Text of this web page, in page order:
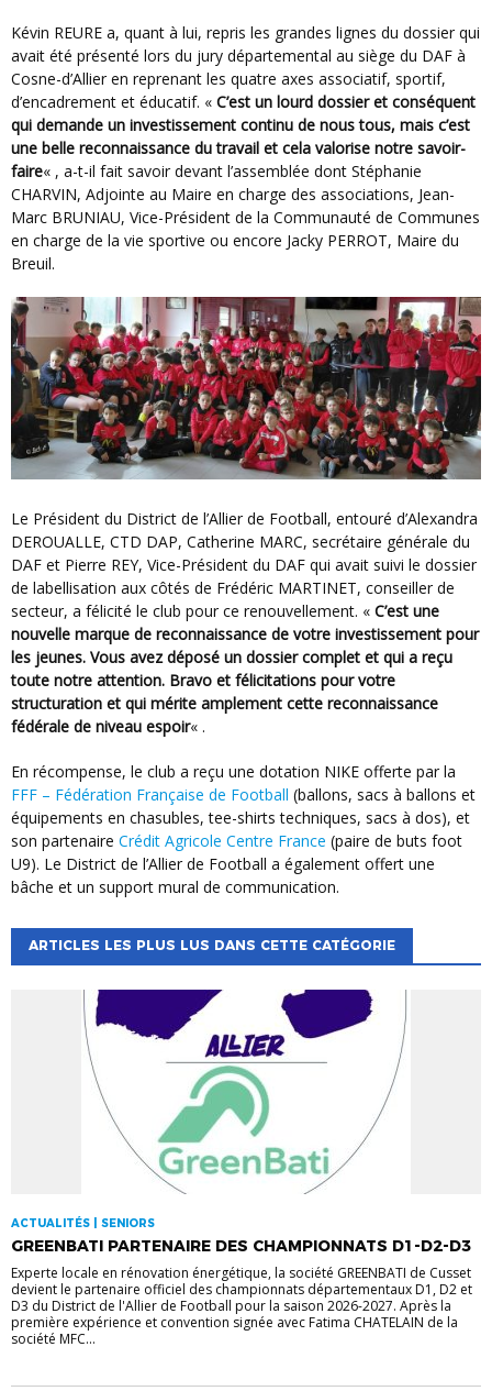
Kévin REURE a, quant à lui, repris les grandes lignes du dossier qui
avait été présenté lors du jury départemental au siège du DAF à
Cosne-d’Allier en reprenant les quatre axes associatif, sportif,
d’encadrement et éducatif. « C’est un lourd dossier et conséquent
qui demande un investissement continu de nous tous, mais c’est
une belle reconnaissance du travail et cela valorise notre savoir-
faire« , a-t-il fait savoir devant l’assemblée dont Stéphanie
CHARVIN, Adjointe au Maire en charge des associations, Jean-
Marc BRUNIAU, Vice-Président de la Communauté de Communes
en charge de la vie sportive ou encore Jacky PERROT, Maire du
Breuil.
Le Président du District de l’Allier de Football, entouré d’Alexandra
DEROUALLE, CTD DAP, Catherine MARC, secrétaire générale du
DAF et Pierre REY, Vice-Président du DAF qui avait suivi le dossier
de labellisation aux côtés de Frédéric MARTINET, conseiller de
secteur, a félicité le club pour ce renouvellement. « C’est une
nouvelle marque de reconnaissance de votre investissement pour
les jeunes. Vous avez déposé un dossier complet et qui a reçu
toute notre attention. Bravo et félicitations pour votre
structuration et qui mérite amplement cette reconnaissance
fédérale de niveau espoir« .
En récompense, le club a reçu une dotation NIKE offerte par la
FFF – Fédération Française de Football (ballons, sacs à ballons et
équipements en chasubles, tee-shirts techniques, sacs à dos), et
son partenaire Crédit Agricole Centre France (paire de buts foot
U9). Le District de l’Allier de Football a également offert une
bâche et un support mural de communication.
ARTICLES LES PLUS LUS DANS CETTE CATÉGORIE
ACTUALITÉS | SENIORS
GREENBATI PARTENAIRE DES CHAMPIONNATS D1-D2-D3
Experte locale en rénovation énergétique, la société GREENBATI de Cusset
devient le partenaire officiel des championnats départementaux D1, D2 et
D3 du District de l'Allier de Football pour la saison 2026-2027. Après la
première expérience et convention signée avec Fatima CHATELAIN de la
société MFC...